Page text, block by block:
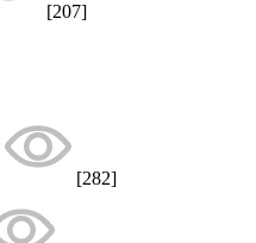
[207]
[282]